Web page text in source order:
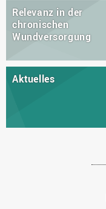
Relevanz in der
chronischen
Wundversorgung
Aktuelles